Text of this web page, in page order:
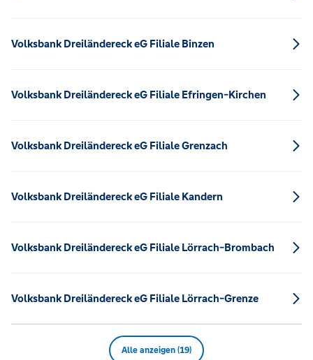
Volksbank Dreiländereck eG Filiale Binzen
Volksbank Dreiländereck eG Filiale Efringen-Kirchen
Volksbank Dreiländereck eG Filiale Grenzach
Volksbank Dreiländereck eG Filiale Kandern
Volksbank Dreiländereck eG Filiale Lörrach-Brombach
Volksbank Dreiländereck eG Filiale Lörrach-Grenze
Alle anzeigen (19)